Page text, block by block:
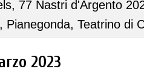
, 77 Nastri d'Argento
, Pianegonda, Teatrino di
2023